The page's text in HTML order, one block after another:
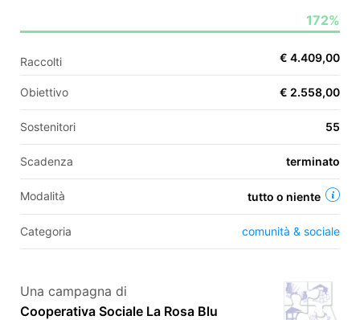
IT
EN
FR
ES
172%
Raccolti € 4.409,00
Obiettivo € 2.558,00
Sostenitori 55
Scadenza terminato
Modalità tutto o niente
Categoria comunità & sociale
Una campagna di
Cooperativa Sociale La Rosa Blu